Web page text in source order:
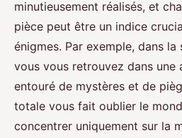
minutieusement réalisés, et
pièce peut être un indice
énigmes. Par exemple, dans la
vous vous retrouvez dans une
entouré de mystères et de
totale vous fait oublier le
concentrer uniquement sur la